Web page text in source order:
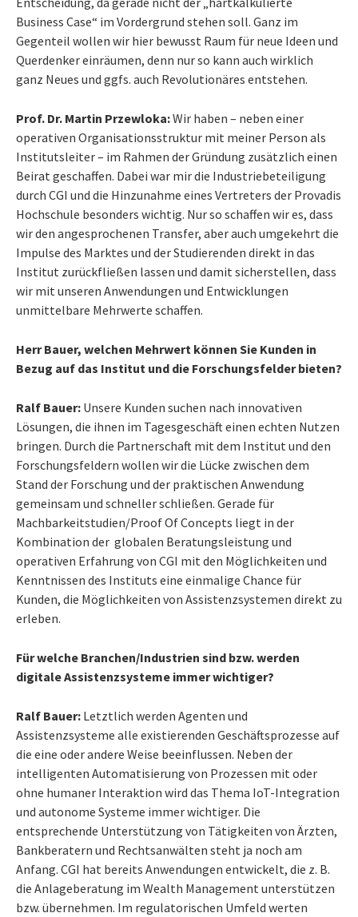
Business Case“ im Vordergrund stehen soll. Ganz im
Gegenteil wollen wir hier bewusst Raum für neue Ideen und
Querdenker einräumen, denn nur so kann auch wirklich
ganz Neues und ggfs. auch Revolutionäres entstehen.
Prof. Dr. Martin Przewloka:Wir haben – neben einer
operativen Organisationsstruktur mit meiner Person als
Institutsleiter – im Rahmen der Gründung zusätzlich einen
Beirat geschaffen. Dabei war mir die Industriebeteiligung
durch CGI und die Hinzunahme eines Vertreters der Provadis
Hochschule besonders wichtig. Nur so schaffen wir es, dass
wir den angesprochenen Transfer, aber auch umgekehrt die
Impulse des Marktes und der Studierenden direkt in das
Institut zurückfließen lassen und damit sicherstellen, dass
wir mit unseren Anwendungen und Entwicklungen
unmittelbare Mehrwerte schaffen.
Herr Bauer, welchen Mehrwert können Sie Kunden in
Bezug auf das Institut und die Forschungsfelder bieten?
Ralf Bauer: Unsere Kunden suchen nach innovativen
Lösungen, die ihnen im Tagesgeschäft einen echten Nutzen
bringen. Durch die Partnerschaft mit dem Institut und den
Forschungsfeldern wollen wir die Lücke zwischen dem
Stand der Forschung und der praktischen Anwendung
gemeinsam und schneller schließen. Gerade für
Machbarkeitstudien/Proof Of Concepts liegt in der
Kombination der globalen Beratungsleistung und
operativen Erfahrung von CGI mit den Möglichkeiten und
Kenntnissen des Instituts eine einmalige Chance für
Kunden, die Möglichkeiten von Assistenzsystemen direkt zu
erleben.
Für welche Branchen/Industrien sind bzw. werden
digitale Assistenzsysteme immer wichtiger?
Ralf Bauer: Letztlich werden Agenten und
Assistenzsysteme alle existierenden Geschäftsprozesse auf
die eine oder andere Weise beeinflussen. Neben der
intelligenten Automatisierung von Prozessen mit oder
ohne humaner Interaktion wird das Thema IoT-Integration
und autonome Systeme immer wichtiger. Die
entsprechende Unterstützung von Tätigkeiten von Ärzten,
Bankberatern und Rechtsanwälten steht ja noch am
Anfang. CGI hat bereits Anwendungen entwickelt, die z. B.
die Anlageberatung im Wealth Management unterstützen
bzw. übernehmen. Im regulatorischen Umfeld werten